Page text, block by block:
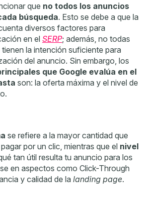
que no todos los anuncios
búsqueda. Esto se debe a que la
diversos factores para
en el SERP; además, no todas
la intención suficiente para
del anuncio. Sin embargo, los
que Google evalúa en el
son: la oferta máxima y el nivel de
.
se refiere a la mayor cantidad que
por un clic, mientras que el nivel
tan útil resulta tu anuncio para los
en aspectos como Click-Through
y calidad de la landing page.